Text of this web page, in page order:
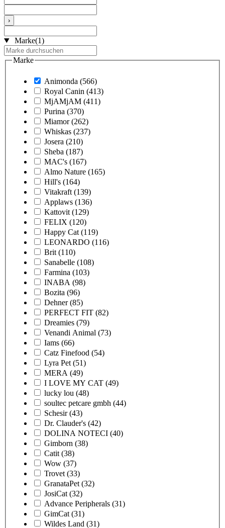
›
Marke(1)
Marke
Animonda (566)
Royal Canin (413)
MjAMjAM (411)
Purina (370)
Miamor (262)
Whiskas (237)
Josera (210)
Sheba (187)
MAC's (167)
Almo Nature (165)
Hill's (164)
Vitakraft (139)
Applaws (136)
Kattovit (129)
FELIX (120)
Happy Cat (119)
LEONARDO (116)
Brit (110)
Sanabelle (108)
Farmina (103)
INABA (98)
Bozita (96)
Dehner (85)
PERFECT FIT (82)
Dreamies (79)
Venandi Animal (73)
Iams (66)
Catz Finefood (54)
Lyra Pet (51)
MERA (49)
I LOVE MY CAT (49)
lucky lou (48)
soultec petcare gmbh (44)
Schesir (43)
Dr. Clauder's (42)
DOLINA NOTECI (40)
Gimborn (38)
Catit (38)
Wow (37)
Trovet (33)
GranataPet (32)
JosiCat (32)
Advance Peripherals (31)
GimCat (31)
Wildes Land (31)